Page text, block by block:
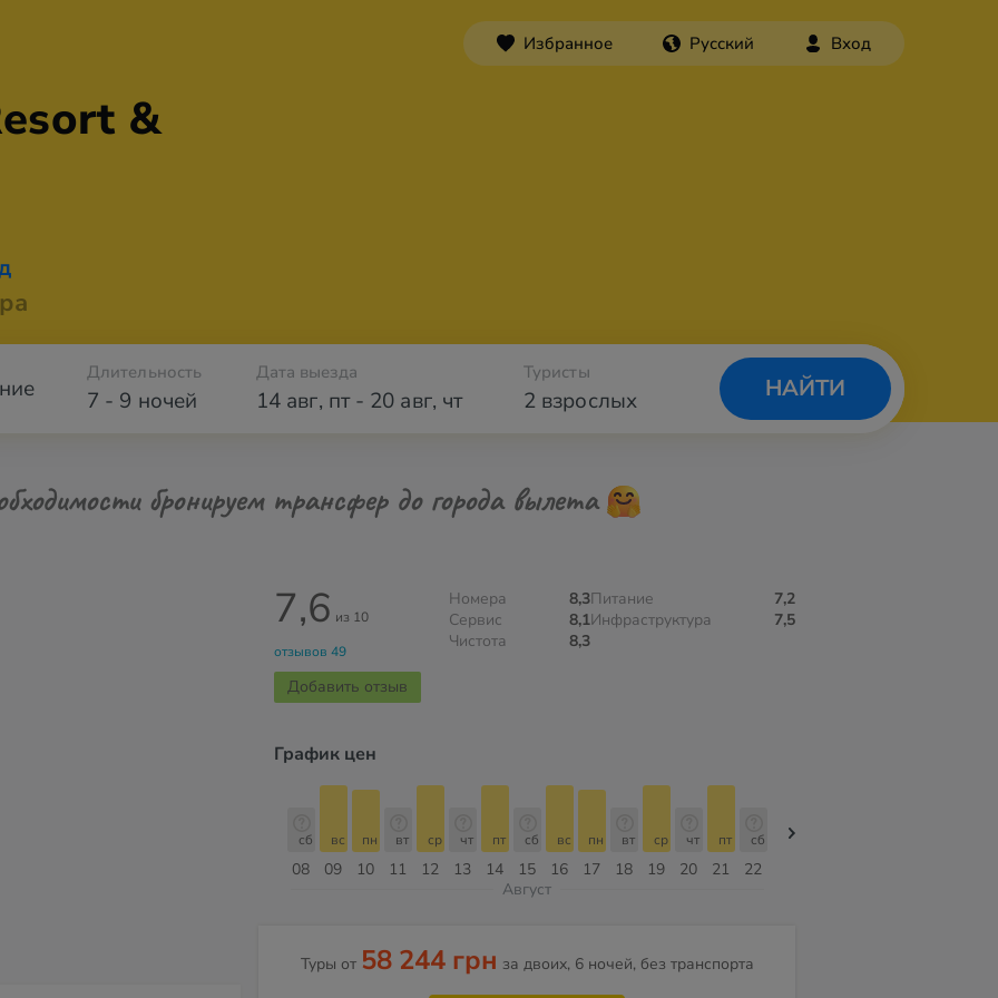
Избранное Русский Вход
&
7 - 9 ночей
Длительность Дата выезда
14 авг, пт- 20 авг, чт 2 взрослых
Туристы
НАЙТИ
бронируем трансфер до города вылета
7,6 из 10
отзывов 49
Добавить отзыв
Номера
8,3
Сервис
8,1
Чистота
8,3
Питание
7,2
Инфраструктура
7,5
График цен
08
сб
09
вс
10
пн
11
вт
12
ср
13
чт
14
пт
15
сб
16
вс
17
пн
18
вт
19
ср
20
чт
21
пт
22
сб
Август
Туры от 58 244 грн за двоих, 6 ночей, без транспорта